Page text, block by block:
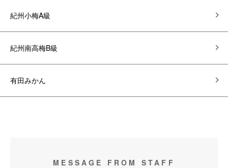
紀州小梅A級
紀州南高梅B級
有田みかん
MESSAGE FROM STAFF